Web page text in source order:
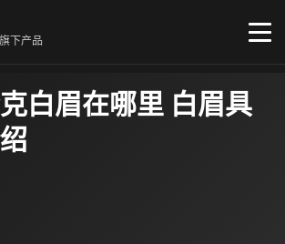
下产品
白眉在哪里 白眉具